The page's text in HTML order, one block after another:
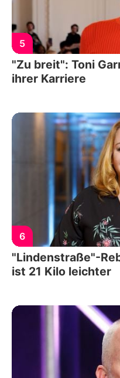
5
"Zu breit": Toni
ihrer Karriere
6
"Lindenstraße"-
ist 21 Kilo leichter